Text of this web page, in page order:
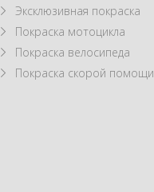
Эксклюзивная покраска
Покраска мотоцикла
Покраска велосипеда
Покраска скорой помощи